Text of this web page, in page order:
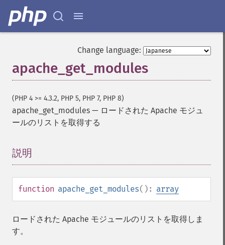
Change language:
apache_get_modules
(PHP 4 >= 4.3.2, PHP 5, PHP 7, PHP 8)
apache_get_modules — ロードされた Apache モジュ
ールのリストを取得する
説明
function apache_get_modules(): array
ロードされた Apache モジュールのリストを取得しま
す。